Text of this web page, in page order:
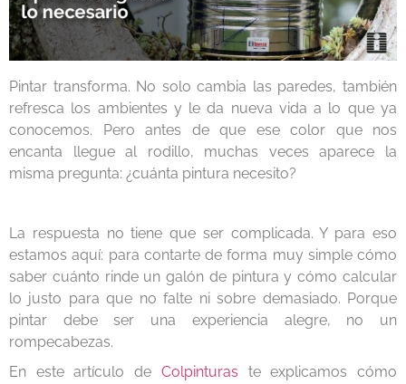
Pintar transforma. No solo cambia las paredes, también
refresca los ambientes y le da nueva vida a lo que ya
conocemos. Pero antes de que ese color que nos
encanta llegue al rodillo, muchas veces aparece la
misma pregunta: ¿cuánta pintura necesito?
La respuesta no tiene que ser complicada. Y para eso
estamos aquí: para contarte de forma muy simple cómo
saber cuánto rinde un galón de pintura y cómo calcular
lo justo para que no falte ni sobre demasiado. Porque
pintar debe ser una experiencia alegre, no un
rompecabezas.
En este artículo de Colpinturas te explicamos cómo